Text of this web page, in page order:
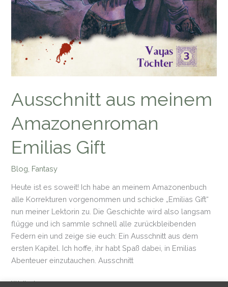
Ausschnitt aus meinem
Amazonenroman
Emilias Gift
Blog Fantasy
Heute ist es soweit! Ich habe an meinem Amazonenbuch
alle Korrekturen vorgenommen und schicke „Emilias Gift“
nun meiner Lektorin zu. Die Geschichte wird also langsam
flügge und ich sammle schnell alle zurückbleibenden
Federn ein und zeige sie euch: Ein Ausschnitt aus dem
ersten Kapitel. Ich hoffe, ihr habt Spaß dabei, in Emilias
Abenteuer einzutauchen. Ausschnitt
Ausschnitt
Weiterlesen »